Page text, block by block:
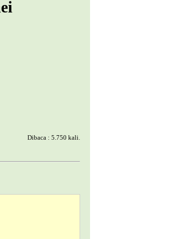
Dibaca : 5.750 kali.